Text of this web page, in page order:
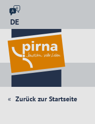
DE
Zurück zur Startseite